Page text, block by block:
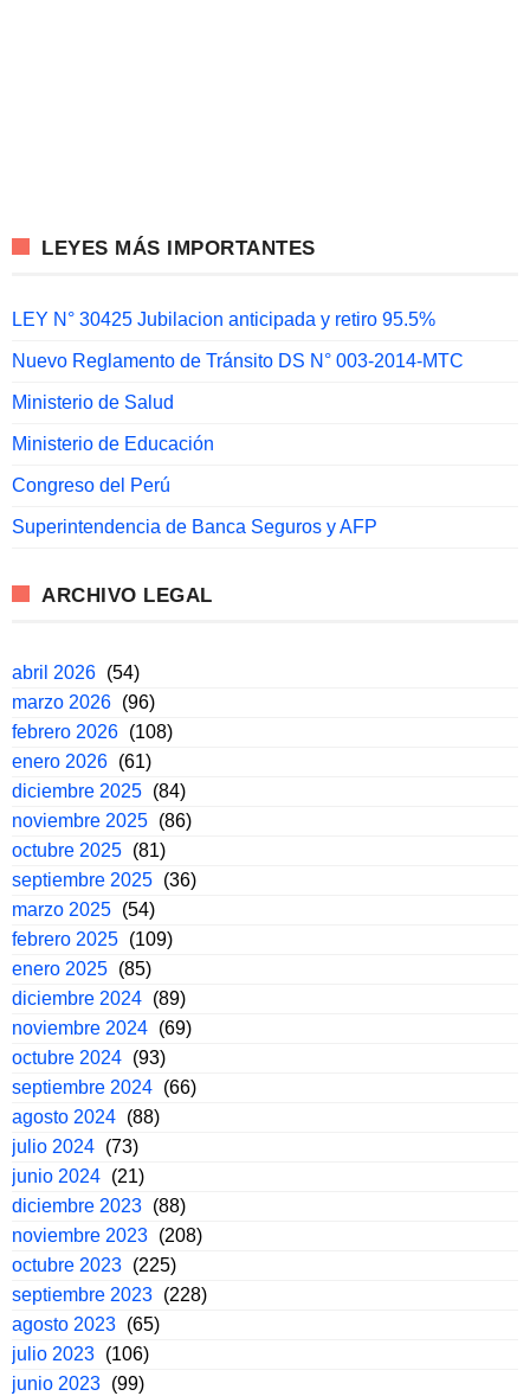
LEYES MÁS IMPORTANTES
LEY N° 30425 Jubilacion anticipada y retiro 95.5%
Nuevo Reglamento de Tránsito DS N° 003-2014-MTC
Ministerio de Salud
Ministerio de Educación
Congreso del Perú
Superintendencia de Banca Seguros y AFP
ARCHIVO LEGAL
abril 2026 (54)
marzo 2026 (96)
febrero 2026 (108)
enero 2026 (61)
diciembre 2025 (84)
noviembre 2025 (86)
octubre 2025 (81)
septiembre 2025 (36)
marzo 2025 (54)
febrero 2025 (109)
enero 2025 (85)
diciembre 2024 (89)
noviembre 2024 (69)
octubre 2024 (93)
septiembre 2024 (66)
agosto 2024 (88)
julio 2024 (73)
junio 2024 (21)
diciembre 2023 (88)
noviembre 2023 (208)
octubre 2023 (225)
septiembre 2023 (228)
agosto 2023 (65)
julio 2023 (106)
junio 2023 (99)